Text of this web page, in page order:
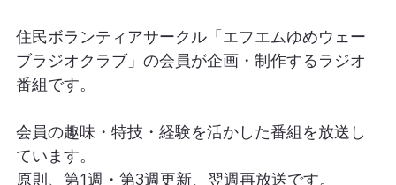
住民ボランティアサークル「エフエムゆめウェー
ブラジオクラブ」の会員が企画・制作するラジオ
番組です。
会員の趣味・特技・経験を活かした番組を放送し
ています。
原則、第1週・第3週更新、翌週再放送です。